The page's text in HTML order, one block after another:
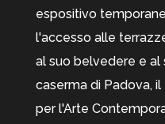
espositivo
l'accesso alle
al suo belvedere e al
caserma di Padova,
per l'Arte